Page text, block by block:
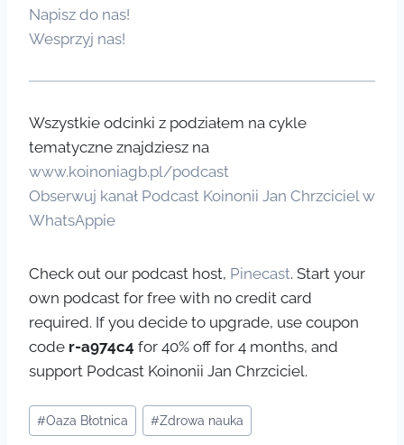
Napisz do nas!
Wesprzyj nas!
Wszystkie odcinki z podziałem na cykle
tematyczne znajdziesz na
www.koinoniagb.pl/podcast
Obserwuj kanał Podcast Koinonii Jan Chrzciciel w
WhatsAppie
Check out our podcast host, Pinecast. Start your
own podcast for free with no credit card
required. If you decide to upgrade, use coupon
code r-a974c4 for 40% off for 4 months, and
support Podcast Koinonii Jan Chrzciciel.
Tagi
wpisu:
#Oaza Błotnica #Zdrowa nauka